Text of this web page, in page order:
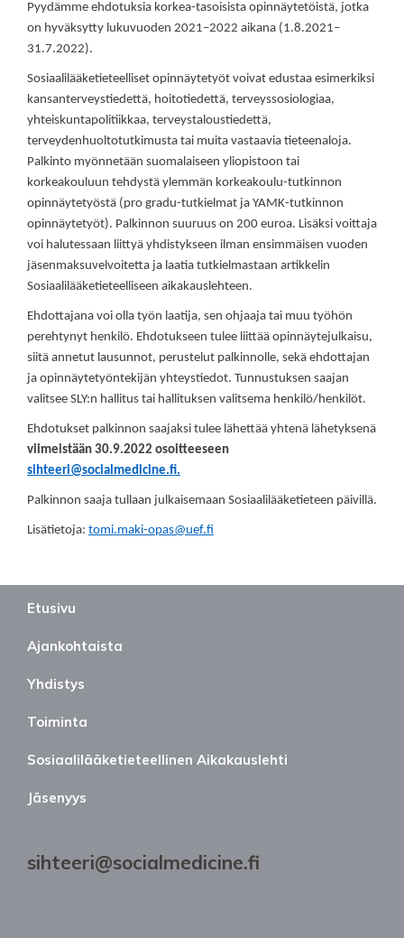
Pyydämme ehdotuksia korkea-tasoisista opinnäytetöistä, jotka
on hyväksytty lukuvuoden 2021–2022 aikana (1.8.2021–
31.7.2022).
Sosiaalilääketieteelliset opinnäytetyöt voivat edustaa esimerkiksi
kansanterveystiedettä, hoitotiedettä, terveyssosiologiaa,
yhteiskuntapolitiikkaa, terveystaloustiedettä,
terveydenhuoltotutkimusta tai muita vastaavia tieteenaloja.
Palkinto myönnetään suomalaiseen yliopistoon tai
korkeakouluun tehdystä ylemmän korkeakoulu-tutkinnon
opinnäytetyöstä (pro gradu-tutkielmat ja YAMK-tutkinnon
opinnäytetyöt). Palkinnon suuruus on 200 euroa. Lisäksi voittaja
voi halutessaan liittyä yhdistykseen ilman ensimmäisen vuoden
jäsenmaksuvelvoitetta ja laatia tutkielmastaan artikkelin
Sosiaalilääketieteelliseen aikakauslehteen.
Ehdottajana voi olla työn laatija, sen ohjaaja tai muu työhön
perehtynyt henkilö. Ehdotukseen tulee liittää opinnäytejulkaisu,
siitä annetut lausunnot, perustelut palkinnolle, sekä ehdottajan
ja opinnäytetyöntekijän yhteystiedot. Tunnustuksen saajan
valitsee SLY:n hallitus tai hallituksen valitsema henkilö/henkilöt.
Ehdotukset palkinnon saajaksi tulee lähettää yhtenä lähetyksenä
viimeistään 30.9.2022 osoitteeseen
sihteeri@socialmedicine.fi.
Palkinnon saaja tullaan julkaisemaan Sosiaalilääketieteen päivillä.
Lisätietoja: tomi.maki-opas@uef.fi
Etusivu
Ajankohtaista
Yhdistys
Toiminta
Sosiaalilääketieteellinen Aikakauslehti
Jäsenyys
sihteeri@socialmedicine.fi